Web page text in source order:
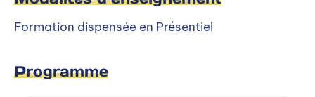
Formation dispensée en Présentiel
Programme
La formation est dispensée en alternance sur 28